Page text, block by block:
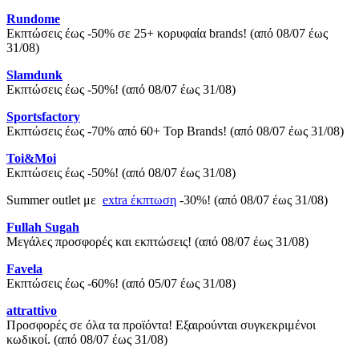
Rundome
Εκπτώσεις έως -50% σε 25+ κορυφαία brands! (από 08/07 έως
31/08)
Slamdunk
Εκπτώσεις έως -50%! (από 08/07 έως 31/08)
Sportsfactory
Εκπτώσεις έως -70% από 60+ Top Brands! (από 08/07 έως 31/08)
Toi&Moi
Εκπτώσεις έως -50%! (από 08/07 έως 31/08)
Summer outlet με extra έκπτωση -30%! (από 08/07 έως 31/08)
Fullah Sugah
Μεγάλες προσφορές και εκπτώσεις! (από 08/07 έως 31/08)
Favela
Εκπτώσεις έως -60%! (από 05/07 έως 31/08)
attrattivo
Προσφορές σε όλα τα προϊόντα! Εξαιρούνται συγκεκριμένοι
κωδικοί. (από 08/07 έως 31/08)